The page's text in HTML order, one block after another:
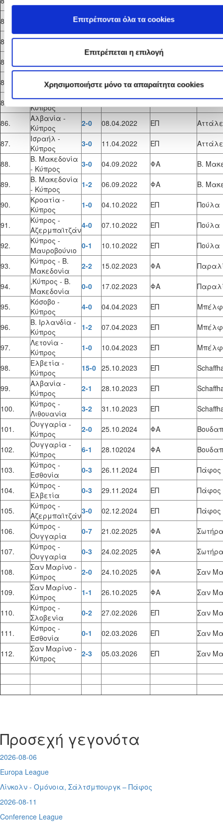
Επιτρέπονται όλα τα cookies
Επιτρέπεται η επιλογή
Χρησιμοποιήστε μόνο τα απαραίτητα cookies
Κύπρος
81.
Νησιά Φαρόε 2-0 23.10.2021 ΕΠ
82.
Β. Μακεδονία 4-2 26.10.2021 ΕΠ
83.
Μάλτα
84.
Μάλτα
0-4 19.02.2022 ΦΑ
85.
Τουρκία -
Κύπρος
3-2 05.04.2022 ΕΠ
86.
Αλβανία -
Κύπρος
2-0 08.04.2022 ΕΠ
87.
Ισραήλ -
Κύπρος
3-0 11.04.2022 ΕΠ
88.
Β. Μακεδονία
- Κύπρος
3-0 04.09.2022 ΦΑ Β.
89.
Β. Μακεδονία
- Κύπρος
1-2 06.09.2022 ΦΑ Β.
90.
Κροατία -
Κύπρος
1-0 04.10.2022 ΕΠ Πούλα
91.
Κύπρος -
Αζερμπαϊτζάν4-0 07.10.2022 ΕΠ Πούλα
92.
Κύπρος -
Μαυροβούνιο 0-1 10.10.2022 ΕΠ Πούλα
93.
Κύπρος - Β.
Μακεδονία
2-2 15.02.2023 ΦΑ
94.
,Κύπρος - Β.
Μακεδονία
0-0 17.02.2023 ΦΑ
95.
Κόσοβο -
Κύπρος
4-0 04.04.2023 ΕΠ
96.
Β. Ιρλανδία -
Κύπρος
1-2 07.04.2023 ΕΠ
97.
Λετονία -
Κύπρος
1-0 10.04.2023 ΕΠ
98.
Ελβετία -
Κύπρος
15-0 25.10.2023 ΕΠ
99.
Αλβανία -
Κύπρος
2-1 28.10.2023 ΕΠ
100.
Κύπρος -
Λιθουανία
3-2 31.10.2023 ΕΠ
101.
Ουγγαρία -
Κύπρος
2-0 25.10.2024 ΦΑ
102.
Ουγγαρία -
Κύπρος
6-1 28.102024 ΦΑ
103.
Κύπρος -
Εσθονία
0-3 26.11.2024 ΕΠ Πάφος
104.
Κύπρος -
Ελβετία
0-3 29.11.2024 ΕΠ Πάφος
105.
Κύπρος -
Αζερμπαϊτζάν3-0 02.12.2024 ΕΠ Πάφος
106.
Κύπρος -
Ουγγαρία
0-7 21.02.2025 ΦΑ
107.
Κύπρος -
Ουγγαρία
0-3 24.02.2025 ΦΑ
108.
Σαν Μαρίνο -
Κύπρος
2-0 24.10.2025 ΦΑ Σαν
109.
Σαν Μαρίνο -
Κύπρος
1-1 26.10.2025 ΦΑ Σαν
110.
Κύπρος -
Σλοβενία
0-2 27.02.2026 ΕΠ Σαν
111.
Κύπρος -
Εσθονία
0-1 02.03.2026 ΕΠ Σαν
112.
Σαν Μαρίνο -
Κύπρος
2-3 05.03.2026 ΕΠ Σαν
Προσεχή γεγονότα
2026-08-06
Europa League
Λίνκολν - Ομόνοια, Σάλτσμπουργκ – Πάφος
2026-08-11
Conference League